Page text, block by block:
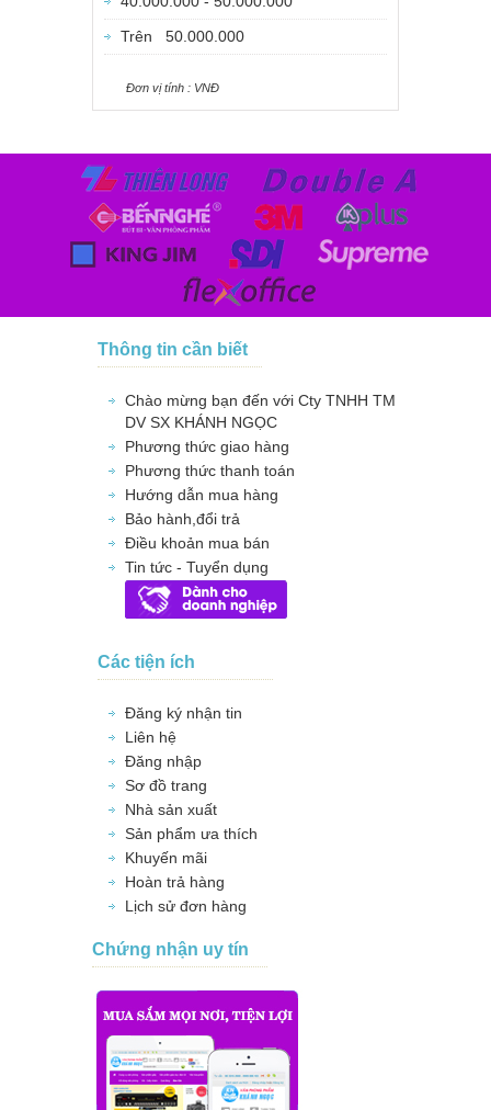
Trên 50.000.000
Ðơn vị tính : VNÐ
Thông tin cần biết
Chào mừng bạn đến với Cty TNHH TM
DV SX KHÁNH NGỌC
Phương thức giao hàng
Phương thức thanh toán
Hướng dẫn mua hàng
Bảo hành,đổi trả
Điều khoản mua bán
Tin tức - Tuyển dụng
Các tiện ích
Đăng ký nhận tin
Liên hệ
Đăng nhập
Sơ đồ trang
Nhà sản xuất
Sản phẩm ưa thích
Khuyến mãi
Hoàn trả hàng
Lịch sử đơn hàng
Chứng nhận uy tín